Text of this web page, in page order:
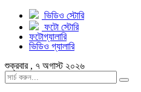
ভিডিও স্টোরি
ফটো স্টোরি
ফটোগ্যালারি
ভিডিও গ্যালারি
শুক্রবার , ৭ অগাস্ট ২০২৬